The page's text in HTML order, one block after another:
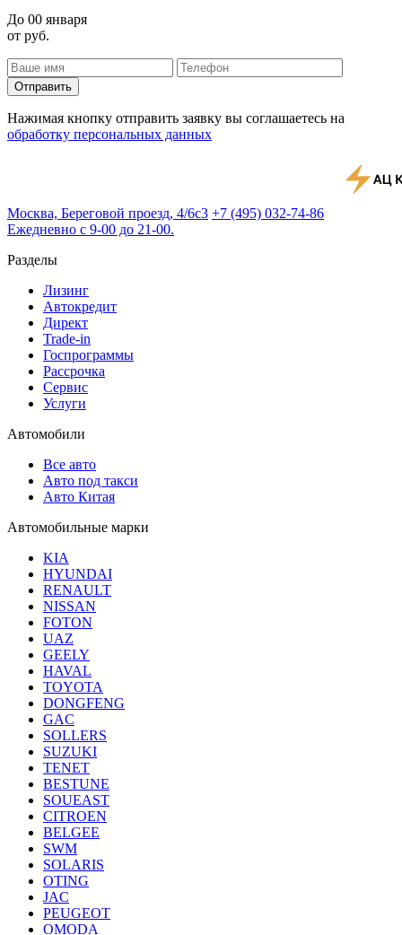
До 00 января
от руб.
Отправить
Нажимая кнопку отправить заявку вы соглашаетесь на
обработку персональных данных
Москва, Береговой проезд, 4/6с3 +7 (495) 032-74-86
Ежедневно с 9-00 до 21-00.
Разделы
Лизинг
Автокредит
Директ
Trade-in
Госпрограммы
Рассрочка
Сервис
Услуги
Автомобили
Все авто
Авто под такси
Авто Китая
Автомобильные марки
KIA
HYUNDAI
RENAULT
NISSAN
FOTON
UAZ
GEELY
HAVAL
TOYOTA
DONGFENG
GAC
SOLLERS
SUZUKI
TENET
BESTUNE
SOUEAST
CITROEN
BELGEE
SWM
SOLARIS
OTING
JAC
PEUGEOT
OMODA